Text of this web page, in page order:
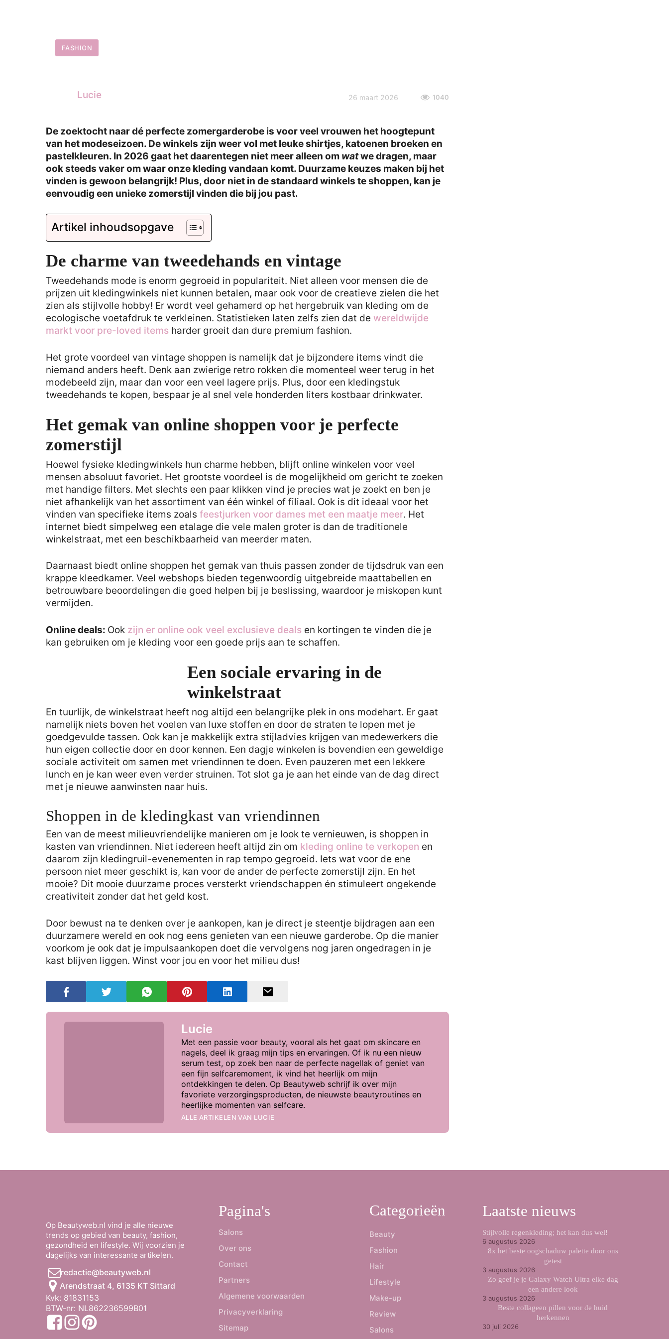
FASHION
Lucie 26 maart 2026 1040
De zoektocht naar dé perfecte zomergarderobe is voor veel vrouwen het hoogtepunt
van het modeseizoen. De winkels zijn weer vol met leuke shirtjes, katoenen broeken en
pastelkleuren. In 2026 gaat het daarentegen niet meer alleen om watwe dragen, maar
ook steeds vaker om waar onze kleding vandaan komt. Duurzame keuzes maken bij het
vinden is gewoon belangrijk! Plus, door niet in de standaard winkels te shoppen, kan je
eenvoudig een unieke zomerstijl vinden die bij jou past.
Artikel inhoudsopgave
De charme van tweedehands en vintage
Tweedehands mode is enorm gegroeid in populariteit. Niet alleen voor mensen die de
prijzen uit kledingwinkels niet kunnen betalen, maar ook voor de creatieve zielen die het
zien als stijlvolle hobby! Er wordt veel gehamerd op het hergebruik van kleding om de
ecologische voetafdruk te verkleinen. Statistieken laten zelfs zien dat de wereldwijde
markt voor pre-loved items harder groeit dan dure premium fashion.
Het grote voordeel van vintage shoppen is namelijk dat je bijzondere items vindt die
niemand anders heeft. Denk aan zwierige retro rokken die momenteel weer terug in het
modebeeld zijn, maar dan voor een veel lagere prijs. Plus, door een kledingstuk
tweedehands te kopen, bespaar je al snel vele honderden liters kostbaar drinkwater.
Het gemak van online shoppen voor je perfecte
zomerstijl
Hoewel fysieke kledingwinkels hun charme hebben, blijft online winkelen voor veel
mensen absoluut favoriet. Het grootste voordeel is de mogelijkheid om gericht te zoeken
met handige filters. Met slechts een paar klikken vind je precies wat je zoekt en ben je
niet afhankelijk van het assortiment van één winkel of filiaal. Ook is dit ideaal voor het
vinden van specifieke items zoals feestjurken voor dames met een maatje meer. Het
internet biedt simpelweg een etalage die vele malen groter is dan de traditionele
winkelstraat, met een beschikbaarheid van meerder maten.
Daarnaast biedt online shoppen het gemak van thuis passen zonder de tijdsdruk van een
krappe kleedkamer. Veel webshops bieden tegenwoordig uitgebreide maattabellen en
betrouwbare beoordelingen die goed helpen bij je beslissing, waardoor je miskopen kunt
vermijden.
Online deals: Ook zijn er online ook veel exclusieve deals en kortingen te vinden die je
kan gebruiken om je kleding voor een goede prijs aan te schaffen.
Een sociale ervaring in de
winkelstraat
En tuurlijk, de winkelstraat heeft nog altijd een belangrijke plek in ons modehart. Er gaat
namelijk niets boven het voelen van luxe stoffen en door de straten te lopen met je
goedgevulde tassen. Ook kan je makkelijk extra stijladvies krijgen van medewerkers die
hun eigen collectie door en door kennen. Een dagje winkelen is bovendien een geweldige
sociale activiteit om samen met vriendinnen te doen. Even pauzeren met een lekkere
lunch en je kan weer even verder struinen. Tot slot ga je aan het einde van de dag direct
met je nieuwe aanwinsten naar huis.
Shoppen in de kledingkast van vriendinnen
Een van de meest milieuvriendelijke manieren om je look te vernieuwen, is shoppen in
kasten van vriendinnen. Niet iedereen heeft altijd zin om kleding online te verkopen en
daarom zijn kledingruil-evenementen in rap tempo gegroeid. Iets wat voor de ene
persoon niet meer geschikt is, kan voor de ander de perfecte zomerstijl zijn. En het
mooie? Dit mooie duurzame proces versterkt vriendschappen én stimuleert ongekende
creativiteit zonder dat het geld kost.
Door bewust na te denken over je aankopen, kan je direct je steentje bijdragen aan een
duurzamere wereld en ook nog eens genieten van een nieuwe garderobe. Op die manier
voorkom je ook dat je impulsaankopen doet die vervolgens nog jaren ongedragen in je
kast blijven liggen. Winst voor jou en voor het milieu dus!
Lucie
Met een passie voor beauty, vooral als het gaat om skincare en
nagels, deel ik graag mijn tips en ervaringen. Of ik nu een nieuw
serum test, op zoek ben naar de perfecte nagellak of geniet van
een fijn selfcaremoment, ik vind het heerlijk om mijn
ontdekkingen te delen. Op Beautyweb schrijf ik over mijn
favoriete verzorgingsproducten, de nieuwste beautyroutines en
heerlijke momenten van selfcare.
ALLE ARTIKELEN VAN LUCIE
Op Beautyweb.nl vind je alle nieuwe
trends op gebied van beauty, fashion,
gezondheid en lifestyle. Wij voorzien je
dagelijks van interessante artikelen.
redactie@beautyweb.nl
Arendstraat 4, 6135 KT Sittard
Kvk: 81831153
BTW-nr: NL862236599B01
Pagina's
Salons
Over ons
Contact
Partners
Algemene voorwaarden
Privacyverklaring
Sitemap
Categorieën
Beauty
Fashion
Hair
Lifestyle
Make-up
Review
Salons
Laatste nieuws
Stijlvolle regenkleding; het kan dus wel!
6 augustus 2026
8x het beste oogschaduw palette door ons
getest
3 augustus 2026
Zo geef je je Galaxy Watch Ultra elke dag
een andere look
3 augustus 2026
Beste collageen pillen voor de huid
herkennen
30 juli 2026